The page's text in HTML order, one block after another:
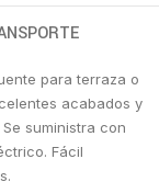
para terraza o
acabados y
suministra con
Fácil